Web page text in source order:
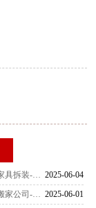
2025-06-04
广州天河办公家具拆装-家具拆装的打包方法
2025-06-01
广州市海珠区搬家公司-女性员工是不可缺少的